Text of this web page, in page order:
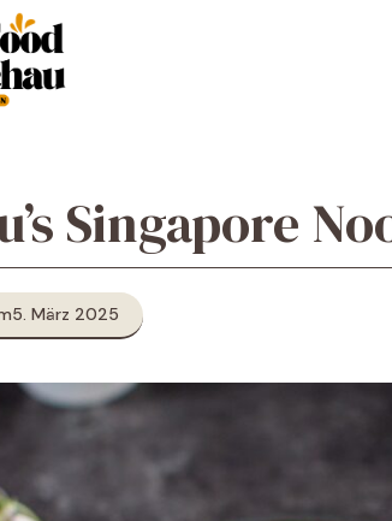
Singapore
5. März 2025